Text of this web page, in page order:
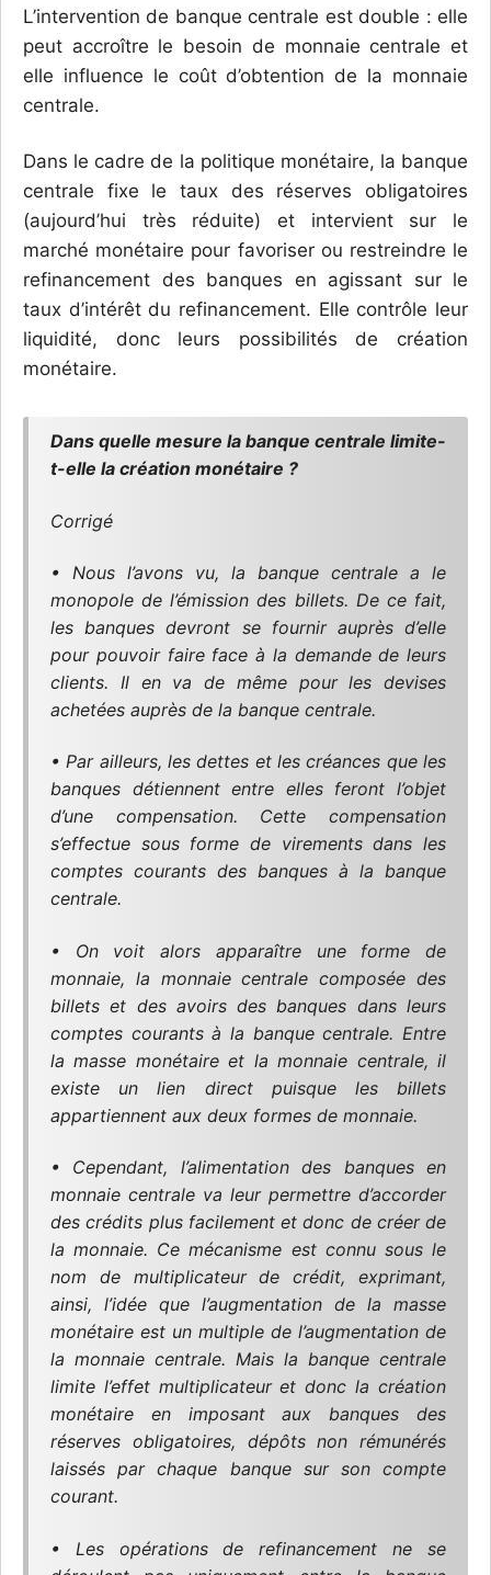
L’intervention de banque centrale est double : elle
peut accroître le besoin de monnaie centrale et
elle influence le coût d’obtention de la monnaie
centrale.
Dans le cadre de la politique monétaire, la banque
centrale fixe le taux des réserves obligatoires
(aujourd’hui très réduite) et intervient sur le
marché monétaire pour favoriser ou restreindre le
refinancement des banques en agissant sur le
taux d’inté­rêt du refinancement. Elle contrôle leur
liquidité, donc leurs possibilités de création
monétaire.
Dans quelle mesure la banque centrale limite-
t-elle la création monétaire ?
Corrigé
• Nous l’avons vu, la banque centrale a le
monopole de l’émission des billets. De ce fait,
les banques devront se fournir auprès d’elle
pour pouvoir faire face à la demande de leurs
clients. Il en va de même pour les devises
achetées auprès de la banque centrale.
• Par ailleurs, les dettes et les créances que les
banques détiennent entre elles feront l’objet
d’une compensation. Cette compensation
s’effectue sous forme de virements dans les
comptes courants des banques à la banque
centrale.
• On voit alors apparaître une forme de
monnaie, la monnaie centrale composée des
billets et des avoirs des banques dans leurs
comptes courants à la banque centrale. Entre
la masse monétaire et la monnaie centrale, il
existe un lien direct puisque les billets
appartiennent aux deux formes de monnaie.
• Cependant, l’alimentation des banques en
monnaie centrale va leur permettre d’accorder
des crédits plus facilement et donc de créer de
la monnaie. Ce mécanisme est connu sous le
nom de multiplicateur de crédit, exprimant,
ainsi, l’idée que l’augmentation de la masse
monétaire est un multiple de l’augmentation de
la monnaie centrale. Mais la banque centrale
limite l’effet multiplicateur et donc la création
monétaire en imposant aux banques des
réserves obligatoires, dépôts non rémunérés
laissés par chaque banque sur son compte
courant.
• Les opérations de refinancement ne se